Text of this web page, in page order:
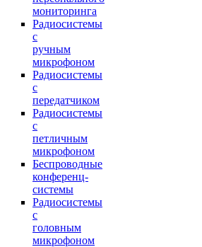
мониторинга
Радиосистемы
c
ручным
микрофоном
Радиосистемы
с
передатчиком
Радиосистемы
с
петличным
микрофоном
Беспроводные
конференц-
системы
Радиосистемы
с
головным
микрофоном